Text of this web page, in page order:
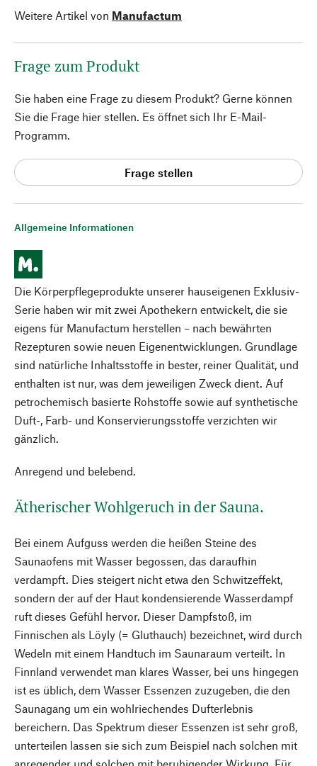
Allgemeine Informationen
Die Körperpflegeprodukte unserer hauseigenen Exklusiv-
Serie haben wir mit zwei Apothekern entwickelt, die sie
eigens für Manufactum herstellen – nach bewährten
Rezepturen sowie neuen Eigenentwicklungen. Grundlage
sind natürliche Inhaltsstoffe in bester, reiner Qualität, und
enthalten ist nur, was dem jeweiligen Zweck dient. Auf
petrochemisch basierte Rohstoffe sowie auf synthetische
Duft-, Farb- und Konservierungsstoffe verzichten wir
gänzlich.
Anregend und belebend.
Ätherischer Wohlgeruch in der Sauna.
Bei einem Aufguss werden die heißen Steine des
Saunaofens mit Wasser begossen, das daraufhin
verdampft. Dies steigert nicht etwa den Schwitzeffekt,
sondern der auf der Haut kondensierende Wasserdampf
ruft dieses Gefühl hervor. Dieser Dampfstoß, im
Finnischen als Löyly (= Gluthauch) bezeichnet, wird durch
Wedeln mit einem Handtuch im Saunaraum verteilt. In
Finnland verwendet man klares Wasser, bei uns hingegen
ist es üblich, dem Wasser Essenzen zuzugeben, die den
Saunagang um ein wohlriechendes Dufterlebnis
bereichern. Das Spektrum dieser Essenzen ist sehr groß,
unterteilen lassen sie sich zum Beispiel nach solchen mit
Weitere Artikel von Manufactum
Frage zum Produkt
Sie haben eine Frage zu diesem Produkt? Gerne können
Sie die Frage hier stellen. Es öffnet sich Ihr E-Mail-
Programm.
Frage stellen